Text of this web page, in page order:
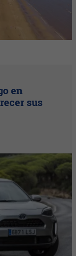
en
sus